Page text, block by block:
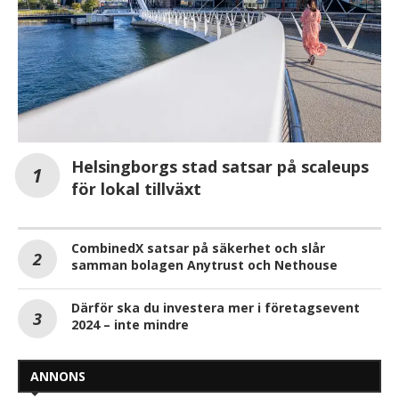
Helsingborgs stad satsar på scaleups
för lokal tillväxt
CombinedX satsar på säkerhet och slår
samman bolagen Anytrust och Nethouse
Därför ska du investera mer i företagsevent
2024 – inte mindre
ANNONS